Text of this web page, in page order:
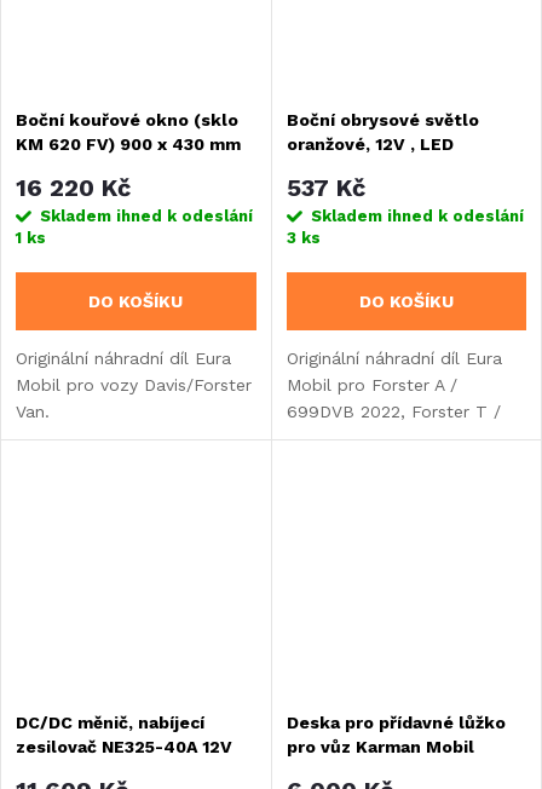
Boční kouřové okno (sklo
KM 620 FV) 900 x 430 mm
16 220 Kč
Skladem ihned k odeslání
1 ks
DO KOŠÍKU
Originální náhradní díl Eura
Mobil pro vozy Davis/Forster
Van.
Boční obrysové světlo
oranžové, 12V , LED
537 Kč
Skladem ihned k odeslání
3 ks
DO KOŠÍKU
Originální náhradní díl Eura
Mobil pro Forster A /
699DVB 2022, Forster T /
745EB 2025.
DC/DC měnič, nabíjecí
zesilovač NE325-40A 12V
Deska pro přídavné lůžko
pro vůz Karman Mobil